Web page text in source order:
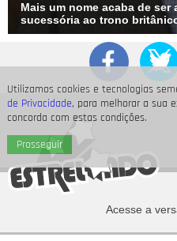
Utilizamos cookies e tecnologias
de Privacidade, para melhorar a sua
concorda com estas condições.
Prosseguir
Mais um nome acaba de
sucessória ao trono
Acesse a